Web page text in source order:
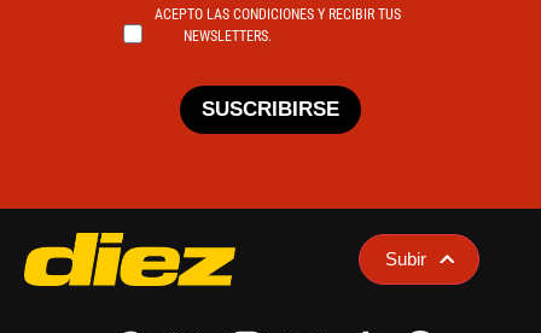
ACEPTO LAS CONDICIONES Y RECIBIR TUS
NEWSLETTERS.
SUSCRIBIRSE
Subir